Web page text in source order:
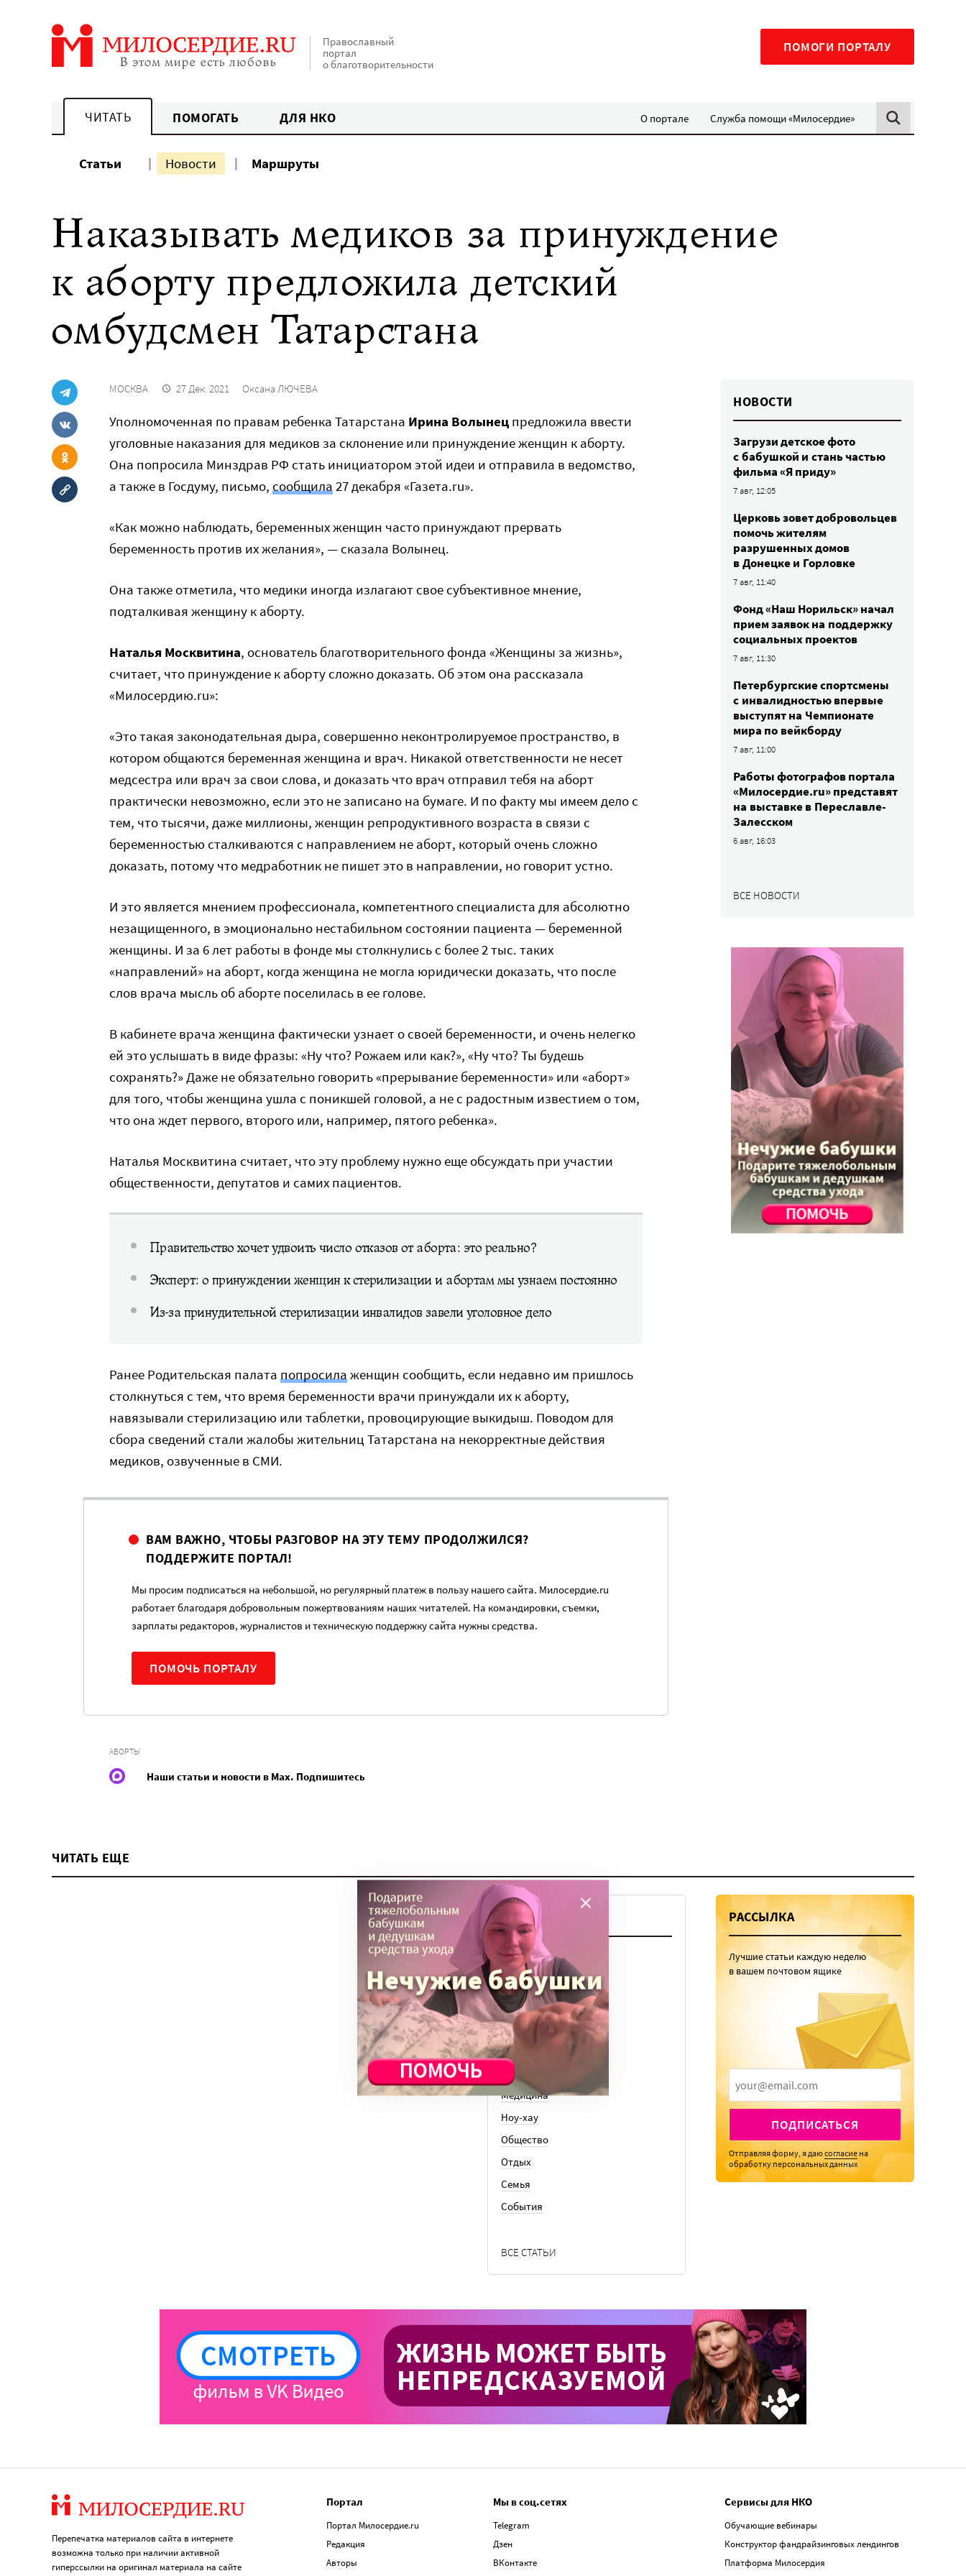
Православный
портал
о благотворительности
ПОМОГИ ПОРТАЛУ
ЧИТАТЬ ПОМОГАТЬ ДЛЯ НКО О портале Служба помощи «Милосердие»
Статьи Новости Маршруты
Наказывать медиков за принуждение
к аборту предложила детский
омбудсмен Татарстана
МОСКВА 27 Дек. 2021 Оксана ЛЮЧЕВА
Уполномоченная по правам ребенка Татарстана Ирина Волынец предложила ввести
уголовные наказания для медиков за склонение или принуждение женщин к аборту.
Она попросила Минздрав РФ стать инициатором этой идеи и отправила в ведомство,
а также в Госдуму, письмо, сообщила27 декабря «Газета.ru».
«Как можно наблюдать, беременных женщин часто принуждают прервать
беременность против их желания», — сказала Волынец.
Она также отметила, что медики иногда излагают свое субъективное мнение,
подталкивая женщину к аборту.
Наталья Москвитина, основатель благотворительного фонда «Женщины за жизнь»,
считает, что принуждение к аборту сложно доказать. Об этом она рассказала
«Милосердию.ru»:
«Это такая законодательная дыра, совершенно неконтролируемое пространство, в
котором общаются беременная женщина и врач. Никакой ответственности не несет
медсестра или врач за свои слова, и доказать что врач отправил тебя на аборт
практически невозможно, если это не записано на бумаге. И по факту мы имеем дело с
тем, что тысячи, даже миллионы, женщин репродуктивного возраста в связи с
беременностью сталкиваются с направлением не аборт, который очень сложно
доказать, потому что медработник не пишет это в направлении, но говорит устно.
И это является мнением профессионала, компетентного специалиста для абсолютно
незащищенного, в эмоционально нестабильном состоянии пациента — беременной
женщины. И за 6 лет работы в фонде мы столкнулись с более 2 тыс. таких
«направлений» на аборт, когда женщина не могла юридически доказать, что после
слов врача мысль об аборте поселилась в ее голове.
В кабинете врача женщина фактически узнает о своей беременности, и очень нелегко
ей это услышать в виде фразы: «Ну что? Рожаем или как?», «Ну что? Ты будешь
сохранять?» Даже не обязательно говорить «прерывание беременности» или «аборт»
для того, чтобы женщина ушла с поникшей головой, а не с радостным известием о том,
что она ждет первого, второго или, например, пятого ребенка».
Наталья Москвитина считает, что эту проблему нужно еще обсуждать при участии
общественности, депутатов и самих пациентов.
Правительство хочет удвоить число отказов от аборта: это реально?
Эксперт: о принуждении женщин к стерилизации и абортам мы узнаем постоянно
Из-за принудительной стерилизации инвалидов завели уголовное дело
Ранее Родительская палата попросилаженщин сообщить, если недавно им пришлось
столкнуться с тем, что время беременности врачи принуждали их к аборту,
навязывали стерилизацию или таблетки, провоцирующие выкидыш. Поводом для
сбора сведений стали жалобы жительниц Татарстана на некорректные действия
медиков, озвученные в СМИ.
ВАМ ВАЖНО, ЧТОБЫ РАЗГОВОР НА ЭТУ ТЕМУ ПРОДОЛЖИЛСЯ?
ПОДДЕРЖИТЕ ПОРТАЛ!
Мы просим подписаться на небольшой, но регулярный платеж в пользу нашего сайта. Милосердие.ru
работает благодаря добровольным пожертвованиям наших читателей. На командировки, съемки,
зарплаты редакторов, журналистов и техническую поддержку сайта нужны средства.
ПОМОЧЬ ПОРТАЛУ
АБОРТЫ
Наши статьи и новости в Max. Подпишитесь
НОВОСТИ
Загрузи детское фото
с бабушкой и стань частью
фильма «Я приду»
7 авг, 12:05
Церковь зовет добровольцев
помочь жителям
разрушенных домов
в Донецке и Горловке
7 авг, 11:40
Фонд «Наш Норильск» начал
прием заявок на поддержку
социальных проектов
7 авг, 11:30
Петербургские спортсмены
c инвалидностью впервые
выступят на Чемпионате
мира по вейкборду
7 авг, 11:00
Работы фотографов портала
«Милосердие.ru» представят
на выставке в Переславле-
Залесском
6 авг, 16:03
ВСЕ НОВОСТИ
ЧИТАТЬ ЕЩЕ
ТЕМЫ
Вера
Законы
История
Колонки
Кто есть кто
Личный опыт
Медицина
Ноу-хау
Общество
Отдых
Семья
События
ВСЕ СТАТЬИ
РАССЫЛКА
Лучшие статьи каждую неделю
в вашем почтовом ящике
ПОДПИСАТЬСЯ
Отправляя форму, я даюсогласие на
обработку персональных данных
Перепечатка материалов сайта в интернете
возможна только при наличии активной
гиперссылки на оригинал материала на сайте
Портал
Портал Милосердие.ru
Редакция
Авторы
Мы в соц.сетях
Telegram
Дзен
ВКонтакте
Сервисы для НКО
Обучающие вебинары
Конструктор фандрайзинговых лендингов
Платформа Милосердия